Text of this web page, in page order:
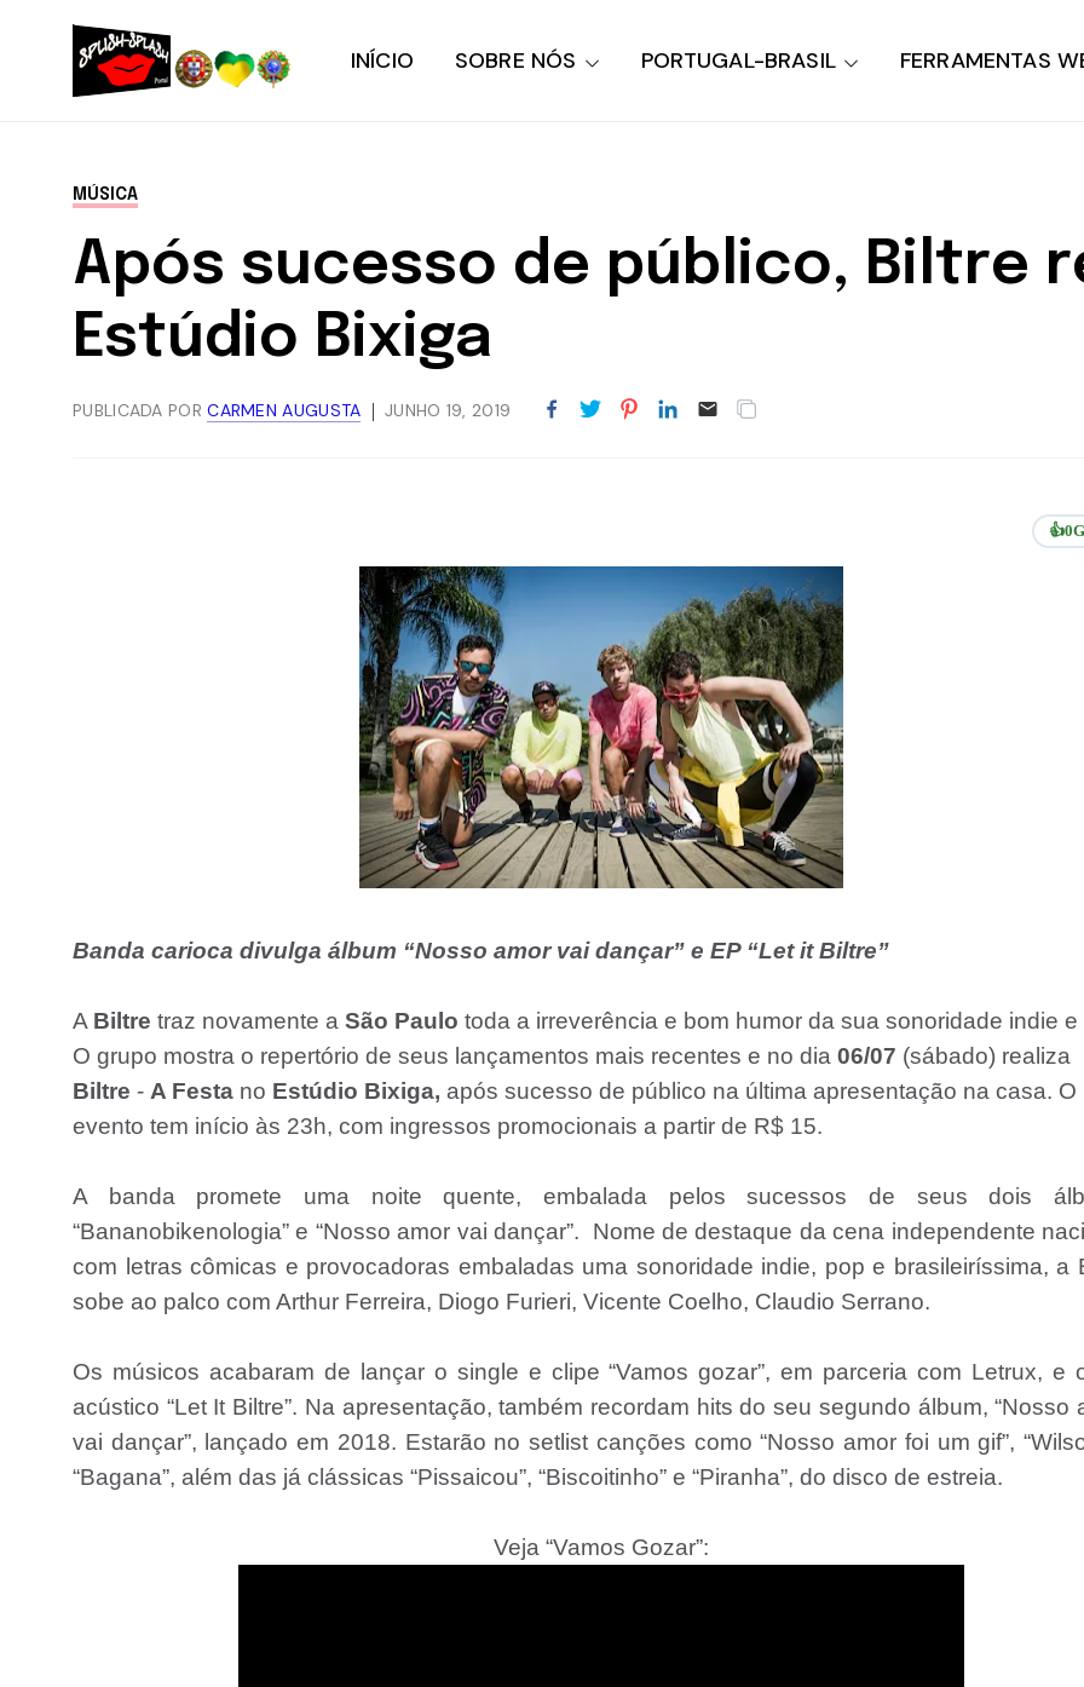
INÍCIO SOBRE NÓS PORTUGAL-BRASIL FERRAMENTAS
MÚSICA
Após sucesso de público, Biltre
Estúdio Bixiga
PUBLICADA PORCARMEN AUGUSTA JUNHO 19, 2019
👍0
Banda carioca divulga álbum “Nosso amor vai dançar” e EP “Let it Biltre”
A Biltre traz novamente a São Paulo toda a irreverência e bom humor da sua sonoridade indie e
O grupo mostra o repertório de seus lançamentos mais recentes e no dia 06/07 (sábado) realiza
Biltre - A Festa no Estúdio Bixiga, após sucesso de público na última apresentação na casa. O
evento tem início às 23h, com ingressos promocionais a partir de R$ 15.
A banda promete uma noite quente, embalada pelos sucessos de seus dois
“Bananobikenologia” e “Nosso amor vai dançar”. Nome de destaque da cena independente
com letras cômicas e provocadoras embaladas uma sonoridade indie, pop e brasileiríssima, a
sobe ao palco com Arthur Ferreira, Diogo Furieri, Vicente Coelho, Claudio Serrano.
Os músicos acabaram de lançar o single e clipe “Vamos gozar”, em parceria com Letrux, e
acústico “Let It Biltre”. Na apresentação, também recordam hits do seu segundo álbum, “Nosso
vai dançar”, lançado em 2018. Estarão no setlist canções como “Nosso amor foi um gif”,
“Bagana”, além das já clássicas “Pissaicou”, “Biscoitinho” e “Piranha”, do disco de estreia.
Veja “Vamos Gozar”: